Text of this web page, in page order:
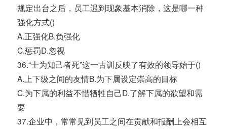
规定出台之后，员工迟到现象基本消除，这是哪一种
强化方式()
A.正强化B.负强化
C.惩罚D.忽视
36.“士为知己者死”这一古训反映了有效的领导始于()
A.上下级之间的友情B.为下属设定崇高的目标
C.为下属的利益不惜牺牲自己D.了解下属的欲望和需
要
37.企业中，常常见到员工之间在贡献和报酬上会相互